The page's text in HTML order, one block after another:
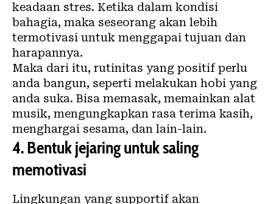
keadaan stres. Ketika dalam kondisi
bahagia, maka seseorang akan lebih
termotivasi untuk menggapai tujuan dan
harapannya.
Maka dari itu, rutinitas yang positif perlu
anda bangun, seperti melakukan hobi yang
anda suka. Bisa memasak, memainkan alat
musik, mengungkapkan rasa terima kasih,
menghargai sesama, dan lain-lain.
4.Bentuk jejaring untuk saling
memotivasi
Lingkungan yang supportif akan